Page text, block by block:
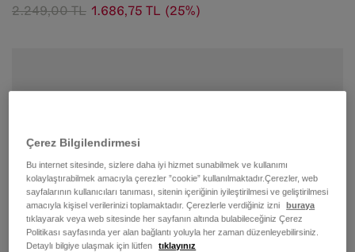
2.249,00 TL 1.686,75 TL (25%)
Çerez Bilgilendirmesi
Bu internet sitesinde, sizlere daha iyi hizmet sunabilmek ve kullanımı
kolaylaştırabilmek amacıyla çerezler ”cookie” kullanılmaktadır.Çerezler, web
sayfalarının kullanıcıları tanıması, sitenin içeriğinin iyileştirilmesi ve geliştirilmesi
amacıyla kişisel verilerinizi toplamaktadır. Çerezlerle verdiğiniz izni
buraya
tıklayarak veya web sitesinde her sayfanın altında bulabileceğiniz Çerez
Politikası sayfasında yer alan bağlantı yoluyla her zaman düzenleyebilirsiniz.
Detaylı bilgiye ulaşmak için lütfen
tıklayınız